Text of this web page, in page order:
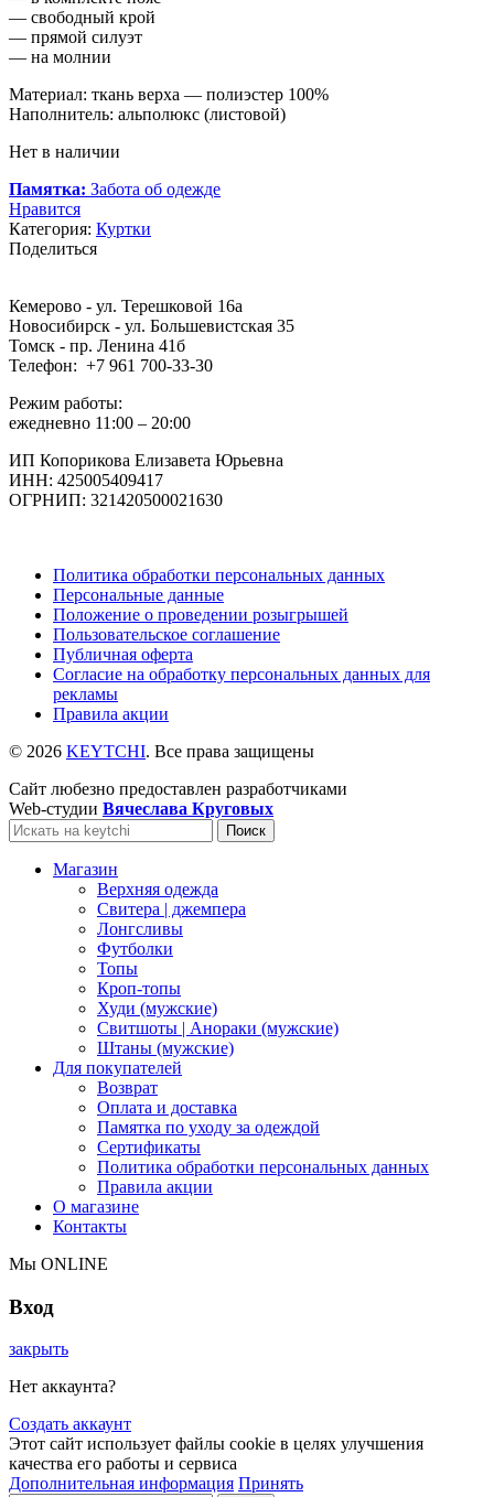
— свободный крой
— прямой силуэт
— на молнии
Материал: ткань верха — полиэстер 100%
Наполнитель: альполюкс (листовой)
Нет в наличии
Памятка: Забота об одежде
Нравится
Категория: Куртки
Поделиться
Кемерово - ул. Терешковой 16а
Новосибирск - ул. Большевистская 35
Томск - пр. Ленина 41б
Телефон: +7 961 700-33-30
Режим работы:
ежедневно 11:00 – 20:00
ИП Копорикова Елизавета Юрьевна
ИНН: 425005409417
ОГРНИП: 321420500021630
Политика обработки персональных данных
Персональные данные
Положение о проведении розыгрышей
Пользовательское соглашение
Публичная оферта
Согласие на обработку персональных данных для
рекламы
Правила акции
© 2026 KEYTCHI. Все права защищены
Сайт любезно предоставлен разработчиками
Web-студии Вячеслава Круговых
Поиск
Магазин
Верхняя одежда
Свитера | джемпера
Лонгсливы
Футболки
Топы
Кроп-топы
Худи (мужские)
Свитшоты | Анораки (мужские)
Штаны (мужские)
Для покупателей
Возврат
Оплата и доставка
Памятка по уходу за одеждой
Сертификаты
Политика обработки персональных данных
Правила акции
О магазине
Контакты
Мы ONLINE
Вход
закрыть
Нет аккаунта?
Создать аккаунт
Этот сайт использует файлы cookie в целях улучшения
качества его работы и сервиса
Дополнительная информация Принять